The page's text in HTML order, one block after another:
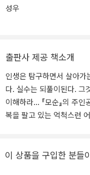
성우
출판사 제공 책소개
인생은 탐구하면서 살아가
다. 실수는 되풀이된다. 그것이 인생이
이해하라... 『모순』의 주
복을 팔고 있는 억척스런
어머니와는 일란성 쌍둥이
이 상품을 구입한 분들